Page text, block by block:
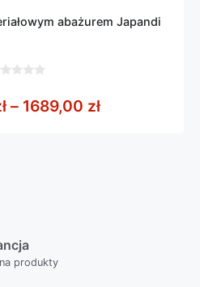
abażurem Japandi
– 1689,00 złZakres cen:
produkty